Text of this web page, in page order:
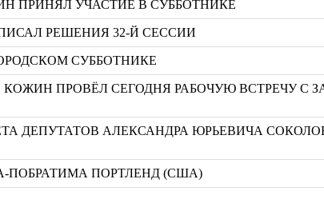
ПРИНЯЛ УЧАСТИЕ В СУББОТНИКЕ
РЕШЕНИЯ 32-Й СЕССИИ
СУББОТНИКЕ
ПРОВЁЛ СЕГОДНЯ РАБОЧУЮ ВСТРЕЧУ С
ДЕПУТАТОВ АЛЕКСАНДРА ЮРЬЕВИЧА
ПОБРАТИМА ПОРТЛЕНД (США)